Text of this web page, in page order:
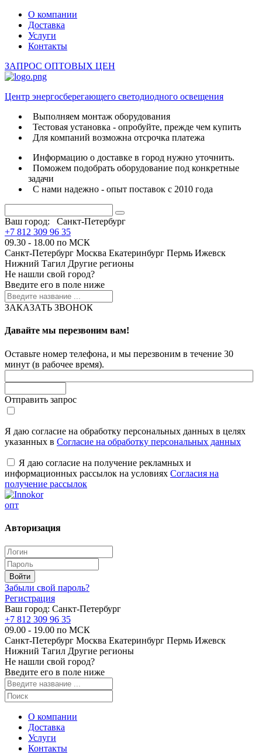
О компании
Доставка
Услуги
Контакты
ЗАПРОС ОПТОВЫХ ЦЕН
Центр энергосберегающего светодиодного освещения
Выполняем монтаж оборудования
Тестовая установка - опробуйте, прежде чем купить
Для компаний возможна отсрочка платежа
Информацию о доставке в город нужно уточнить.
Поможем подобрать оборудование под конкретные
задачи
С нами надежно - опыт поставок с 2010 года
Ваш город:
Санкт-Петербург
+7 812 309 96 35
09.30 - 18.00 по МСК
Санкт-Петербург Москва Екатеринбург Пермь Ижевск
Нижний Тагил Другие регионы
Не нашли свой город?
Введите его в поле ниже
ЗАКАЗАТЬ ЗВОНОК
Давайте мы перезвоним вам!
Оставьте номер телефона, и мы перезвоним в течение 30
минут (в рабочее время).
Отправить запрос
Я даю согласие на обработку персональных данных в целях
указанных в Согласие на обработку персональных данных
Я даю согласие на получение рекламных и
информационных рассылок на условиях Согласия на
получение рассылок
опт
Авторизация
Забыли свой пароль?
Регистрация
Ваш город: Санкт-Петербург
+7 812 309 96 35
09.00 - 19.00 по МСК
Санкт-Петербург Москва Екатеринбург Пермь Ижевск
Нижний Тагил Другие регионы
Не нашли свой город?
Введите его в поле ниже
О компании
Доставка
Услуги
Контакты